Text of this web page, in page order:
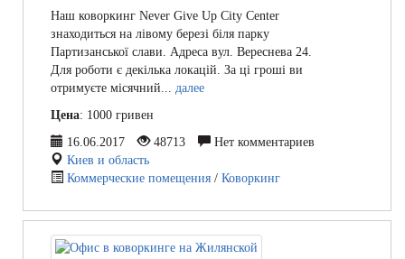
Наш коворкинг Never Give Up City Center
знаходиться на лівому березі біля парку
Партизанської слави. Адреса вул. Вереснева 24.
Для роботи є декілька локацій. За ці гроші ви
отримуєте місячний... далее
Цена: 1000 гривен
16.06.2017
48713
Нет комментариев
Киев и область
Коммерческие помещения / Коворкинг